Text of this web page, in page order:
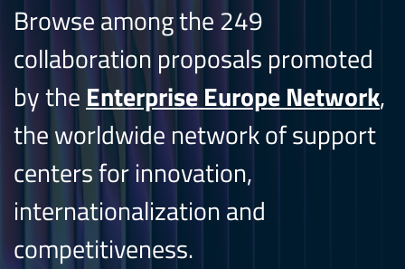
Browse among the 249
collaboration proposals promoted
by the Enterprise Europe Network,
the worldwide network of support
centers for innovation,
internationalization and
competitiveness.